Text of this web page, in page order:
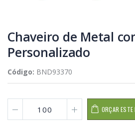
Chaveiro de Metal
Personalizado
Código: BND93370
ORÇAR